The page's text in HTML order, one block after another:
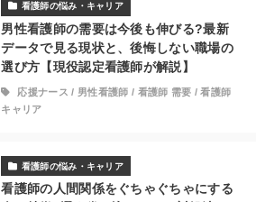
看護師の悩み・キャリア
男性看護師の需要は今後も伸びる?最新
データで見る現状と、後悔しない職場の
選び方【現役認定看護師が解説】
応援ナース / 男性看護師 / 看護師 需要 /看護師
キャリア
看護師の悩み・キャリア
看護師の人間関係をぐちゃぐちゃにする